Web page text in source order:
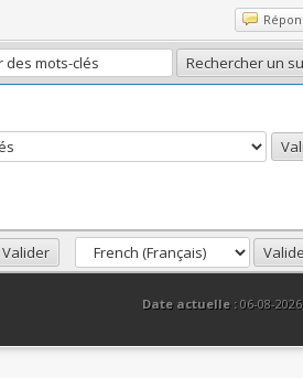
Date actuelle :06-08-